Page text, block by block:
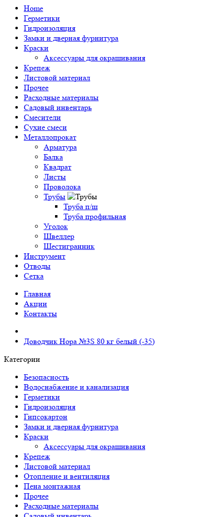
Home
Герметики
Гидроизоляция
Замки и дверная фурнитура
Краски
Аксессуары для окрашивания
Крепеж
Листовой материал
Прочее
Расходные материалы
Садовый инвентарь
Смесители
Сухие смеси
Металлопрокат
Арматура
Балка
Квадрат
Листы
Проволока
Трубы
Труба п/ш
Труба профильная
Уголок
Швеллер
Шестигранник
Инструмент
Отводы
Сетка
Главная
Акции
Контакты
Доводчик Нора №3S 80 кг белый (-35)
Категории
Безопасность
Водоснабжение и канализация
Герметики
Гидроизоляция
Гипсокартон
Замки и дверная фурнитура
Краски
Аксессуары для окрашивания
Крепеж
Листовой материал
Отопление и вентиляция
Пена монтажная
Прочее
Расходные материалы